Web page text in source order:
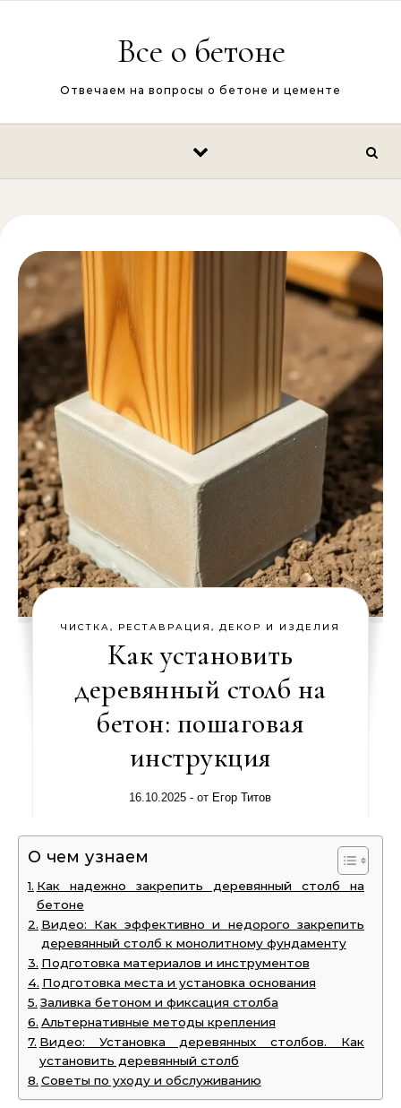
Все о бетоне
Отвечаем на вопросы о бетоне и цементе
ЧИСТКА, РЕСТАВРАЦИЯ, ДЕКОР И ИЗДЕЛИЯ
Как установить
деревянный столб на
бетон: пошаговая
инструкция
16.10.2025 - от Егор Титов
О чем узнаем
Как надежно закрепить деревянный столб на
бетоне
Видео: Как эффективно и недорого закрепить
деревянный столб к монолитному фундаменту
Подготовка материалов и инструментов
Подготовка места и установка основания
Заливка бетоном и фиксация столба
Альтернативные методы крепления
Видео: Установка деревянных столбов. Как
установить деревянный столб
Советы по уходу и обслуживанию